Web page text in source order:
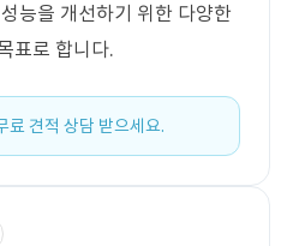
능을 개선하기 위한 다양한
표로 합니다.
료 견적 상담 받으세요.